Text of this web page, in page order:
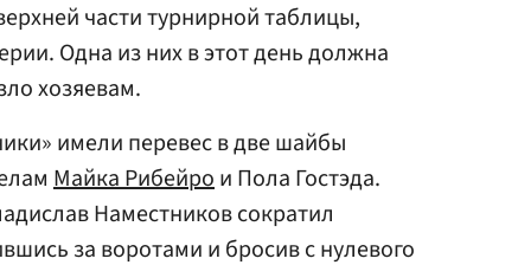
части турнирной таблицы,
Одна из них в этот день должна
хозяевам.
имели перевес в две шайбы
Майка Рибейрои Пола Гостэда.
Наместников сократил
за воротами и бросив с нулевого